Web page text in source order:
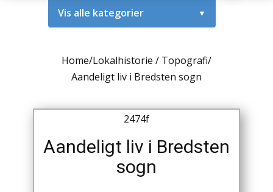
Vis alle kategorier ▼
Amerika / USA
Antikke / Specielle Bøger
Antikviteter
Home/Lokalhistorie / Topografi/
Aandeligt liv i Bredsten sogn
2474f
Aandeligt liv i Bredsten
sogn